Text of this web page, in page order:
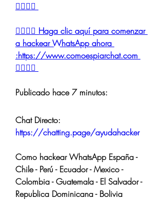
👈🏻👈🏻
👉🏻👉🏻 Haga clic aquí para comenzar
a hackear WhatsApp ahora
:https://www.comoespiarchat.com
👈🏻👈🏻
Publicado hace 7 minutos:
Chat Directo:
https://chatting.page/ayudahacker
Como hackear WhatsApp España -
Chile - Perú - Ecuador - Mexico -
Colombia - Guatemala - El Salvador -
Republica Dominicana - Bolivia